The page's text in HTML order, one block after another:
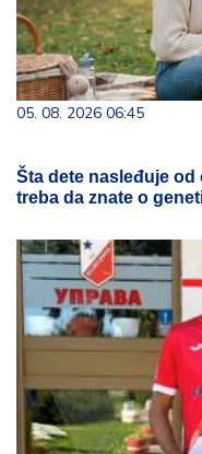
05. 08. 2026 06:45
Šta dete nasleđuje od
treba da znate o